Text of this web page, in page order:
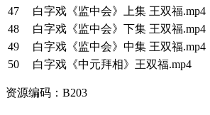
47
白字戏《监中会》上集 王双福.mp4
48
白字戏《监中会》下集 王双福.mp4
49
白字戏《监中会》中集 王双福.mp4
50
白字戏《中元拜相》王双福.mp4
资源编码：B203